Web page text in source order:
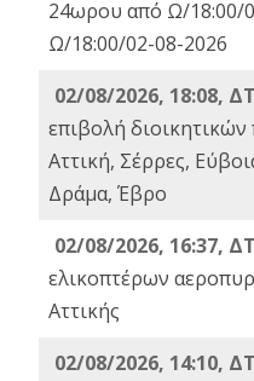
24ωρου από Ω/18:00/
Ω/18:00/02-08-2026
02/08/2026, 18:08,
επιβολή
Αττική, Σέρρες,
Δράμα, Έβρο
02/08/2026, 16:37,
ελικοπτέρων
Αττικής
02/08/2026, 14:10,